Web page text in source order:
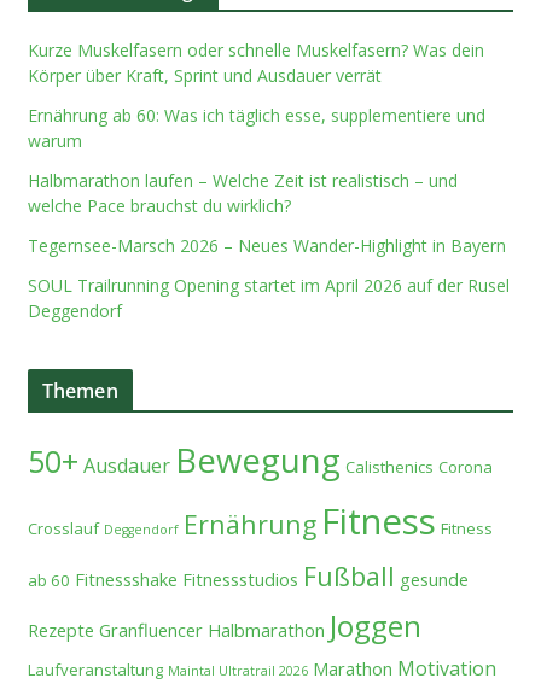
Kurze Muskelfasern oder schnelle Muskelfasern? Was dein
Körper über Kraft, Sprint und Ausdauer verrät
Ernährung ab 60: Was ich täglich esse, supplementiere und
warum
Halbmarathon laufen – Welche Zeit ist realistisch – und
welche Pace brauchst du wirklich?
Tegernsee-Marsch 2026 – Neues Wander-Highlight in Bayern
SOUL Trailrunning Opening startet im April 2026 auf der Rusel
Deggendorf
Themen
50+ Ausdauer Bewegung Calisthenics Corona
Crosslauf Deggendorf Ernährung Fitness Fitness
ab 60 Fitnessshake Fitnessstudios Fußball gesunde
Rezepte Granfluencer Halbmarathon Joggen
Laufveranstaltung Maintal Ultratrail 2026 Marathon Motivation